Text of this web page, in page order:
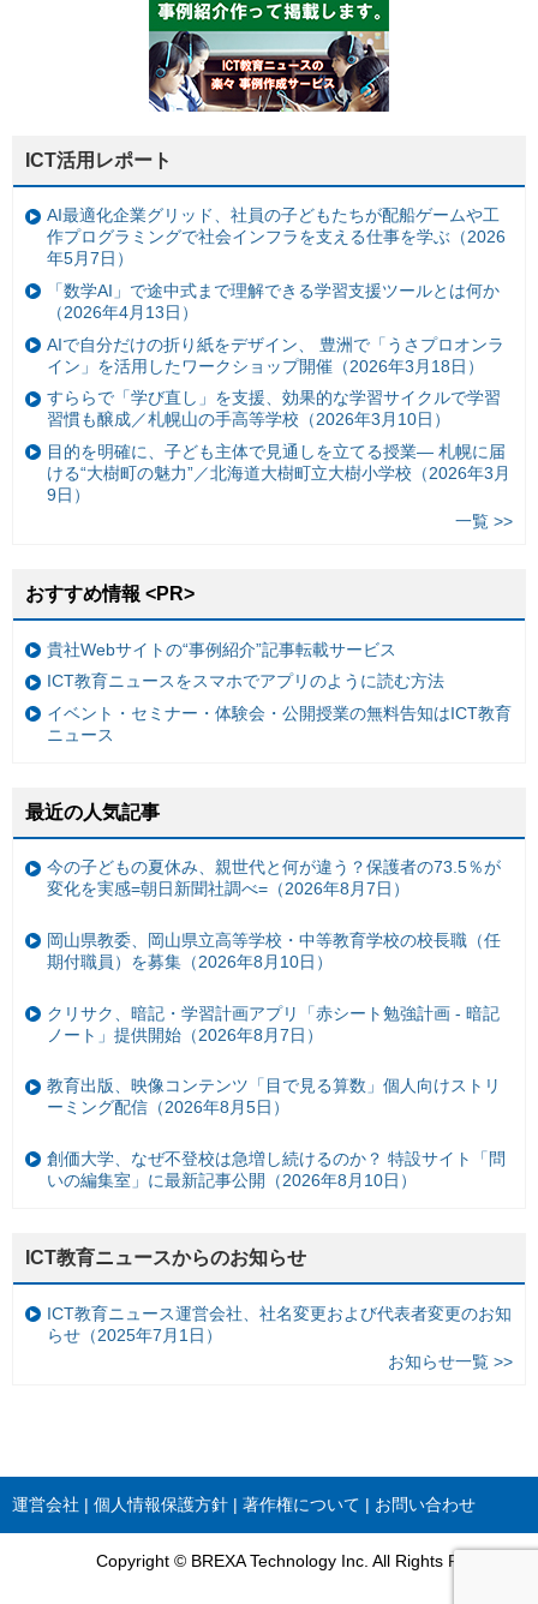
ICT活用レポート
AI最適化企業グリッド、社員の子どもたちが配船ゲームや工
作プログラミングで社会インフラを支える仕事を学ぶ（2026
年5月7日）
「数学AI」で途中式まで理解できる学習支援ツールとは何か
（2026年4月13日）
AIで自分だけの折り紙をデザイン、 豊洲で「うさプロオンラ
イン」を活用したワークショップ開催（2026年3月18日）
すららで「学び直し」を支援、効果的な学習サイクルで学習
習慣も醸成／札幌山の手高等学校（2026年3月10日）
目的を明確に、子ども主体で見通しを立てる授業— 札幌に届
ける“大樹町の魅力”／北海道大樹町立大樹小学校（2026年3月
9日）
一覧 >>
おすすめ情報 <PR>
貴社Webサイトの“事例紹介”記事転載サービス
ICT教育ニュースをスマホでアプリのように読む方法
イベント・セミナー・体験会・公開授業の無料告知はICT教育
ニュース
最近の人気記事
今の子どもの夏休み、親世代と何が違う？保護者の73.5％が
変化を実感=朝日新聞社調べ=（2026年8月7日）
岡山県教委、岡山県立高等学校・中等教育学校の校長職（任
期付職員）を募集（2026年8月10日）
クリサク、暗記・学習計画アプリ「赤シート勉強計画 - 暗記
ノート」提供開始（2026年8月7日）
教育出版、映像コンテンツ「目で見る算数」個人向けストリ
ーミング配信（2026年8月5日）
創価大学、なぜ不登校は急増し続けるのか？ 特設サイト「問
いの編集室」に最新記事公開（2026年8月10日）
ICT教育ニュースからのお知らせ
ICT教育ニュース運営会社、社名変更および代表者変更のお知
らせ（2025年7月1日）
お知らせ一覧 >>
運営会社 個人情報保護方針 著作権について お問い合わせ
Copyright © BREXA Technology Inc. All Rights Reserved.